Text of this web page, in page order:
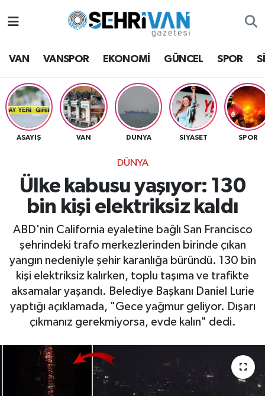
VAN VANSPOR EKONOMİ GÜNCEL SPOR
ASAYİŞ VAN DÜNYA SİYASET SPOR
DÜNYA
Ülke kabusu yaşıyor: 130
bin kişi elektriksiz kaldı
ABD'nin California eyaletine bağlı San Francisco
şehrindeki trafo merkezlerinden birinde çıkan
yangın nedeniyle şehir karanlığa büründü. 130 bin
kişi elektriksiz kalırken, toplu taşıma ve trafikte
aksamalar yaşandı. Belediye Başkanı Daniel Lurie
yaptığı açıklamada, "Gece yağmur geliyor. Dışarı
çıkmanız gerekmiyorsa, evde kalın" dedi.
Van Hava Durumu
VAN Namaz Vakitleri
Van Trafik Yoğunluk Haritası
Süper Lig Puan Durumu ve Fikstür
Tüm Manşetler
Son Dakika Haberleri
Haber Arşivi